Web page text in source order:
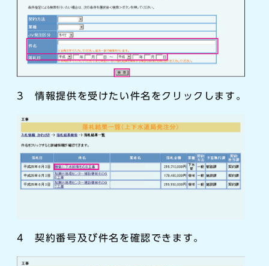
3 情報提供を受けたい件名をクリックします。
4 契約番号及び件名を確認できます。